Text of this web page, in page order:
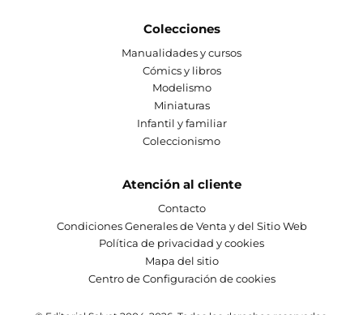
Colecciones
Manualidades y cursos
Cómics y libros
Modelismo
Miniaturas
Infantil y familiar
Coleccionismo
Atención al cliente
Contacto
Condiciones Generales de Venta y del Sitio Web
Política de privacidad y cookies
Mapa del sitio
Centro de Configuración de cookies